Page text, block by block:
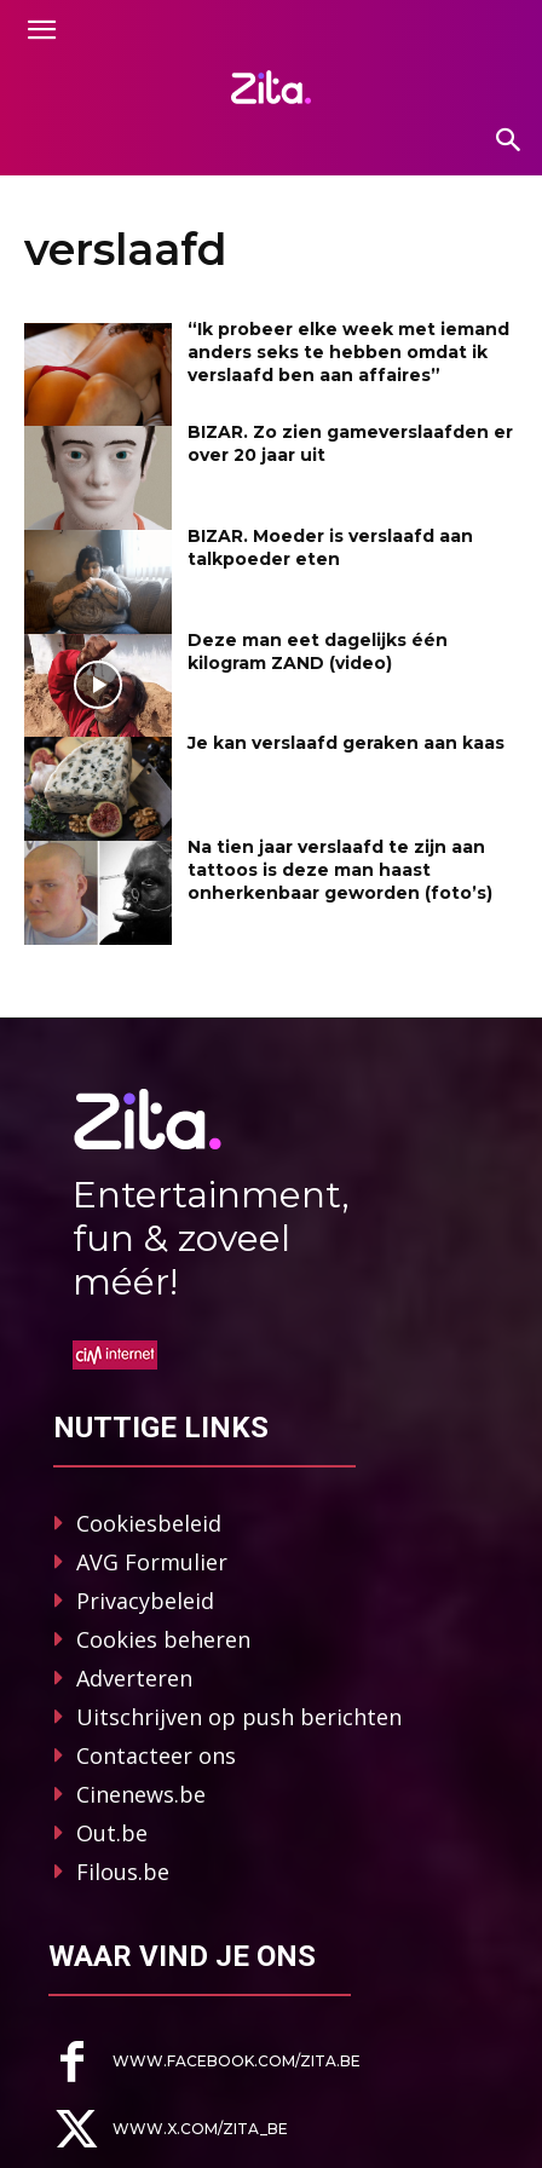
verslaafd
“Ik probeer elke week met iemand
anders seks te hebben omdat ik
verslaafd ben aan affaires”
BIZAR. Zo zien gameverslaafden er
over 20 jaar uit
BIZAR. Moeder is verslaafd aan
talkpoeder eten
Deze man eet dagelijks één
kilogram ZAND (video)
Je kan verslaafd geraken aan kaas
Na tien jaar verslaafd te zijn aan
tattoos is deze man haast
onherkenbaar geworden (foto’s)
Entertainment,
fun & zoveel
méér!
NUTTIGE LINKS
Cookiesbeleid
AVG Formulier
Privacybeleid
Cookies beheren
Adverteren
Uitschrijven op push berichten
Contacteer ons
Cinenews.be
Out.be
Filous.be
WAAR VIND JE ONS
WWW.FACEBOOK.COM/ZITA.BE
WWW.X.COM/ZITA_BE